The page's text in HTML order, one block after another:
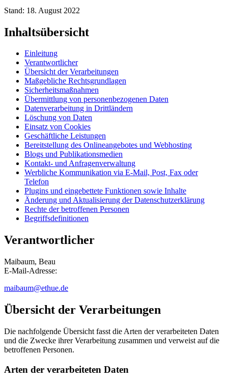
Stand: 18. August 2022
Inhaltsübersicht
Einleitung
Verantwortlicher
Übersicht der Verarbeitungen
Maßgebliche Rechtsgrundlagen
Sicherheitsmaßnahmen
Übermittlung von personenbezogenen Daten
Datenverarbeitung in Drittländern
Löschung von Daten
Einsatz von Cookies
Geschäftliche Leistungen
Bereitstellung des Onlineangebotes und Webhosting
Blogs und Publikationsmedien
Kontakt- und Anfragenverwaltung
Werbliche Kommunikation via E-Mail, Post, Fax oder
Telefon
Plugins und eingebettete Funktionen sowie Inhalte
Änderung und Aktualisierung der Datenschutzerklärung
Rechte der betroffenen Personen
Begriffsdefinitionen
Verantwortlicher
Maibaum, Beau
E-Mail-Adresse:
maibaum@ethue.de
Übersicht der Verarbeitungen
Die nachfolgende Übersicht fasst die Arten der verarbeiteten Daten
und die Zwecke ihrer Verarbeitung zusammen und verweist auf die
betroffenen Personen.
Arten der verarbeiteten Daten